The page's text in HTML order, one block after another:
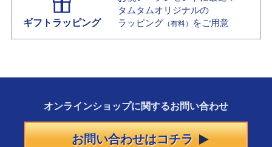
ギフトラッピング
タムタムオリジナルの
ラッピング （有料） をご用意
オンラインショップに関するお問い合わせ
お問い合わせはコチラ